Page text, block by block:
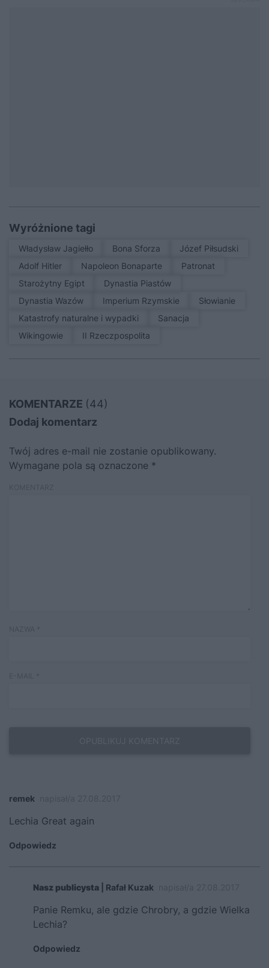
Wyróżnione tagi
Władysław Jagiełło Bona Sforza
Józef Piłsudski
Adolf Hitler
Napoleon Bonaparte
patronat
Starożytny Egipt
Dynastia Piastów
Dynastia Wazów
Imperium Rzymskie
Słowianie
Katastrofy naturalne i wypadki
sanacja
Wikingowie
II Rzeczpospolita
KOMENTARZE (44)
Dodaj komentarz
Twój adres e-mail nie zostanie opublikowany.
Wymagane pola są oznaczone *
remek
Lechia Great again
Odpowiedz
Nasz publicysta | Rafał Kuzak
Panie Remku, ale gdzie Chrobry, a gdzie Wielka
Lechia?
Odpowiedz